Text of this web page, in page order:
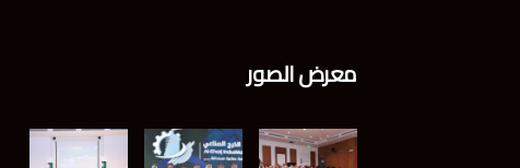
معرض الصور